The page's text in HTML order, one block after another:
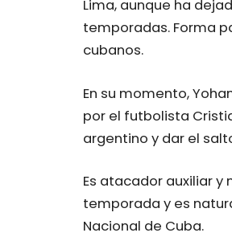
Lima, aunque ha
temporadas. Forma
cubanos.
En su momento,
por el futbolista
argentino y dar el
Es atacador auxiliar
temporada y es
Nacional de Cuba.